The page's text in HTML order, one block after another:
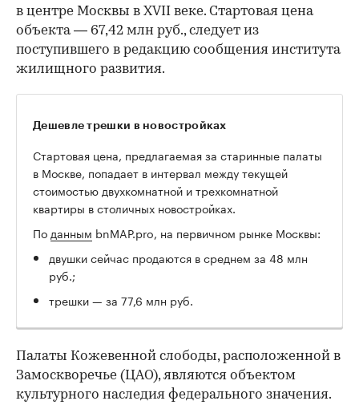
в центре Москвы в XVII веке. Стартовая цена
объекта — 67,42 млн руб., следует из
поступившего в редакцию сообщения института
жилищного развития.
Дешевле трешки в новостройках
Стартовая цена, предлагаемая за старинные палаты
в Москве, попадает в интервал между текущей
стоимостью двухкомнатной и трехкомнатной
квартиры в столичных новостройках.
По данным bnMAP.pro, на первичном рынке Москвы:
двушки сейчас продаются в среднем за 48 млн
руб.;
трешки — за 77,6 млн руб.
Палаты Кожевенной слободы, расположенной в
Замоскворечье (ЦАО), являются объектом
культурного наследия федерального значения.